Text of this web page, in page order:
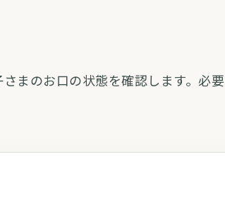
まのお口の状態を確認します。必要